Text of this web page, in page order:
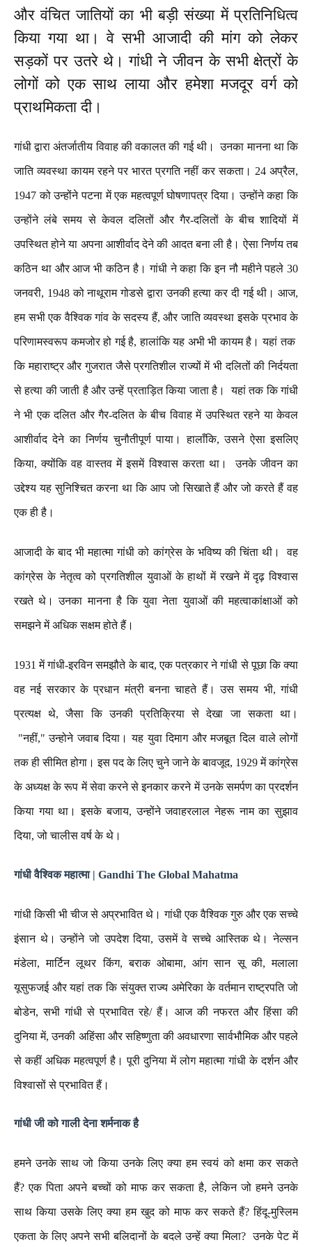
और वंचित जातियों का भी बड़ी संख्या में प्रतिनिधित्व
किया गया था। वे सभी आजादी की मांग को लेकर
सड़कों पर उतरे थे। गांधी ने जीवन के सभी क्षेत्रों के
लोगों को एक साथ लाया और हमेशा मजदूर वर्ग को
प्राथमिकता दी।
गांधी द्वारा अंतर्जातीय विवाह की वकालत की गई थी। उनका मानना था कि
जाति व्यवस्था कायम रहने पर भारत प्रगति नहीं कर सकता। 24 अप्रैल,
1947को उन्होंने पटना में एक महत्वपूर्ण घोषणापत्र दिया। उन्होंने कहा कि
उन्होंने लंबे समय से केवल दलितों और गैर-दलितों के बीच शादियों में
उपस्थित होने या अपना आशीर्वाद देने की आदत बना ली है। ऐसा निर्णय तब
कठिन था और आज भी कठिन है। गांधी ने कहा कि इन नौ महीने पहले 30
जनवरी, 1948को नाथूराम गोडसे द्वारा उनकी हत्या कर दी गई थी। आज,
हम सभी एक वैश्विक गांव के सदस्य हैं,और जाति व्यवस्था इसके प्रभाव के
परिणामस्वरूप कमजोर हो गई है,हालांकि यह अभी भी कायम है। यहां तक
कि महाराष्ट्र और गुजरात जैसे प्रगतिशील राज्यों में भी दलितों की निर्दयता
से हत्या की जाती है और उन्हें प्रताड़ित किया जाता है। यहां तक कि गांधी
ने भी एक दलित और गैर-दलित के बीच विवाह में उपस्थित रहने या केवल
आशीर्वाद देने का निर्णय चुनौतीपूर्ण पाया।हालाँकि,उसने ऐसा इसलिए
किया,क्योंकि वह वास्तव में इसमें विश्वास करता था। उनके जीवन का
उद्देश्य यह सुनिश्चित करना था कि आप जो सिखाते हैं और जो करते हैं वह
एक ही है।
आजादी के बाद भी महात्मा गांधी को कांग्रेस के भविष्य की चिंता थी। वह
कांग्रेस के नेतृत्व को प्रगतिशील युवाओं के हाथों में रखने में दृढ़ विश्वास
रखते थे। उनका मानना है कि युवा नेता युवाओं की महत्वाकांक्षाओं को
समझने में अधिक सक्षम होते हैं।
1931में गांधी-इरविन समझौते के बाद,एक पत्रकार ने गांधी से पूछा कि क्या
वह नई सरकार के प्रधान मंत्री बनना चाहते हैं। उस समय भी,गांधी
प्रत्यक्ष थे,जैसा कि उनकी प्रतिक्रिया से देखा जा सकता था।
"नहीं,"उन्होने जवाब दिया। यह युवा दिमाग और मजबूत दिल वाले लोगों
तक ही सीमित होगा। इस पद के लिए चुने जाने के बावजूद, 1929में कांग्रेस
के अध्यक्ष के रूप में सेवा करने से इनकार करने में उनके समर्पण का प्रदर्शन
किया गया था। इसके बजाय,उन्होंनेजवाहरलाल नेहरू नाम का सुझाव
दिया,जो चालीस वर्ष के थे।
गांधी वैश्विक महात्मा | Gandhi The Global Mahatma
गांधी किसी भी चीज से अप्रभावित थे। गांधी एक वैश्विक गुरु और एक सच्चे
इंसान थे। उन्होंने जो उपदेश दिया,उसमें वे सच्चे आस्तिक थे। नेल्सन
मंडेला,मार्टिन लूथर किंग,बराक ओबामा,आंग सान सू की,मलाला
यूसुफजई और यहां तक कि संयुक्त राज्य अमेरिका के वर्तमान राष्ट्रपति जो
बोडेन,सभी गांधी से प्रभावित रहे/हैं। आज की नफरत और हिंसा की
दुनिया में,उनकी अहिंसा और सहिष्णुता की अवधारणा सार्वभौमिक और पहले
से कहीं अधिक महत्वपूर्ण है। पूरी दुनिया में लोग महात्मा गांधी के दर्शन और
विश्वासों से प्रभावित हैं।
गांधी जी को गाली देना शर्मनाक है
हमने उनके साथ जो किया उनके लिए क्या हम स्वयं को क्षमा कर सकते
हैं? एक पिता अपने बच्चों को माफ कर सकता है,लेकिन जो हमने उनके
साथ किया उसके लिए क्या हम खुद को माफ कर सकते हैं? हिंदू-मुस्लिम
एकता के लिए अपने सभी बलिदानों के बदले उन्हें क्या मिला? उनके पेट में